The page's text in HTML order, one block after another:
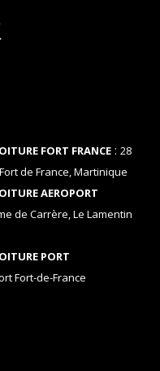
FORT FRANCE: 28
de France, Martinique
AEROPORT
de Carrère, Le Lamentin
PORT
Fort-de-France